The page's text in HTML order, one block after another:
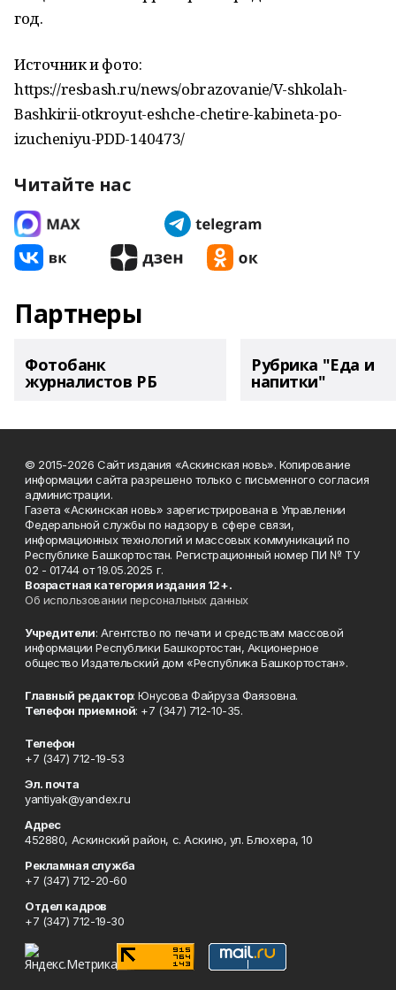
год.
Источник и фото:
https://resbash.ru/news/obrazovanie/V-shkolah-
Bashkirii-otkroyut-eshche-chetire-kabineta-po-
izucheniyu-PDD-140473/
Читайте нас
Партнеры
Фотобанк
журналистов РБ
Рубрика "Еда и
напитки"
© 2015-2026 Сайт издания «Аскинская новь». Копирование
информации сайта разрешено только с письменного согласия
администрации.
Газета «Аскинская новь» зарегистрирована в Управлении
Федеральной службы по надзору в сфере связи,
информационных технологий и массовых коммуникаций по
Республике Башкортостан. Регистрационный номер ПИ № ТУ
02 - 01744 от 19.05.2025 г.
Возрастная категория издания 12+.
Об использовании персональных данных
Учредители: Агентство по печати и средствам массовой
информации Республики Башкортостан, Акционерное
общество Издательский дом «Республика Башкортостан».
Главный редактор: Юнусова Файруза Фаязовна.
Телефон приемной: +7 (347) 712-10-35.
Телефон
+7 (347) 712-19-53
Эл. почта
yantiyak@yandex.ru
Адрес
452880, Аскинский район, с. Аскино, ул. Блюхера, 10
Рекламная служба
+7 (347) 712-20-60
Отдел кадров
+7 (347) 712-19-30